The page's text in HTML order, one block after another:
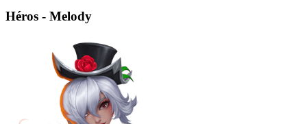
Héros - Melody